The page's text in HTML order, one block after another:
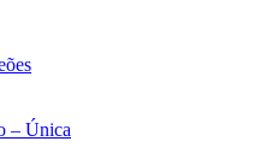
– Única